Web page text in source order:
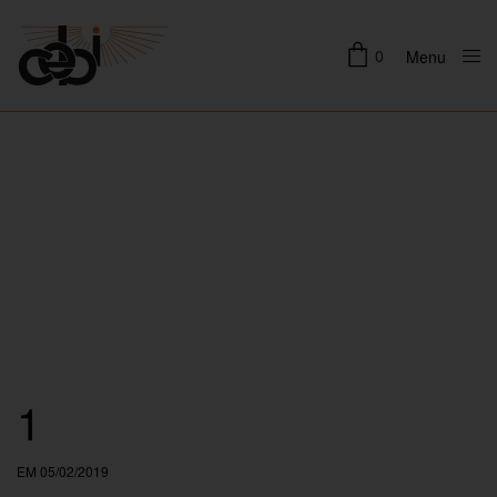
0 Menu
1
EM 05/02/2019